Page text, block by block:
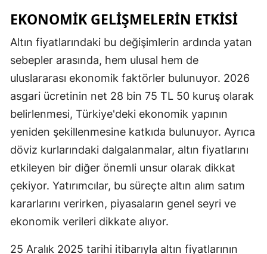
EKONOMIK GELIŞMELERIN ETKISI
Altın fiyatlarındaki bu değişimlerin ardında yatan
sebepler arasında, hem ulusal hem de
uluslararası ekonomik faktörler bulunuyor. 2026
asgari ücretinin net 28 bin 75 TL 50 kuruş olarak
belirlenmesi, Türkiye'deki ekonomik yapının
yeniden şekillenmesine katkıda bulunuyor. Ayrıca
döviz kurlarındaki dalgalanmalar, altın fiyatlarını
etkileyen bir diğer önemli unsur olarak dikkat
çekiyor. Yatırımcılar, bu süreçte altın alım satım
kararlarını verirken, piyasaların genel seyri ve
ekonomik verileri dikkate alıyor.
25 Aralık 2025 tarihi itibarıyla altın fiyatlarının